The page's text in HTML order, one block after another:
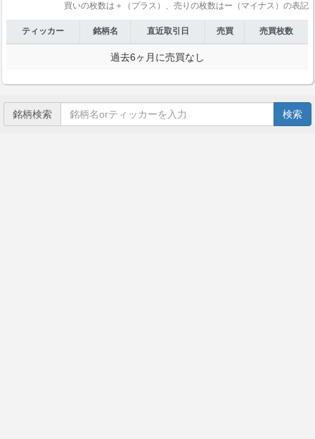
買いの枚数は＋（プラス）、売りの枚数はー（マイナス）の表記
ティッカー 銘柄名 直近取引日 売買 売買枚数
過去6ヶ月に売買なし
銘柄検索 検索